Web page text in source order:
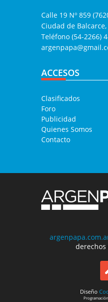
Calle 19 Nº 859
Ciudad de
Teléfono (54-2266)
ACCESOS
Clasificados
Foro
Publicidad
Quienes Somos
Contacto
derechos
Diseño
Programación